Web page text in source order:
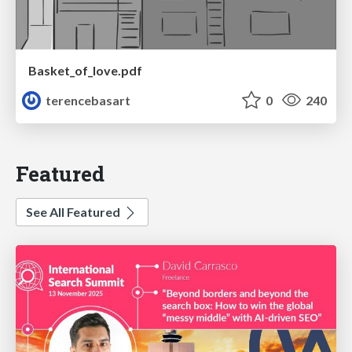
Basket_of_love.pdf
terencebasart
0 240
Featured
See All Featured